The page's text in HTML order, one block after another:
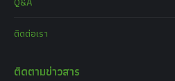
ติดต่อเรา
ติดตามข่าวสาร